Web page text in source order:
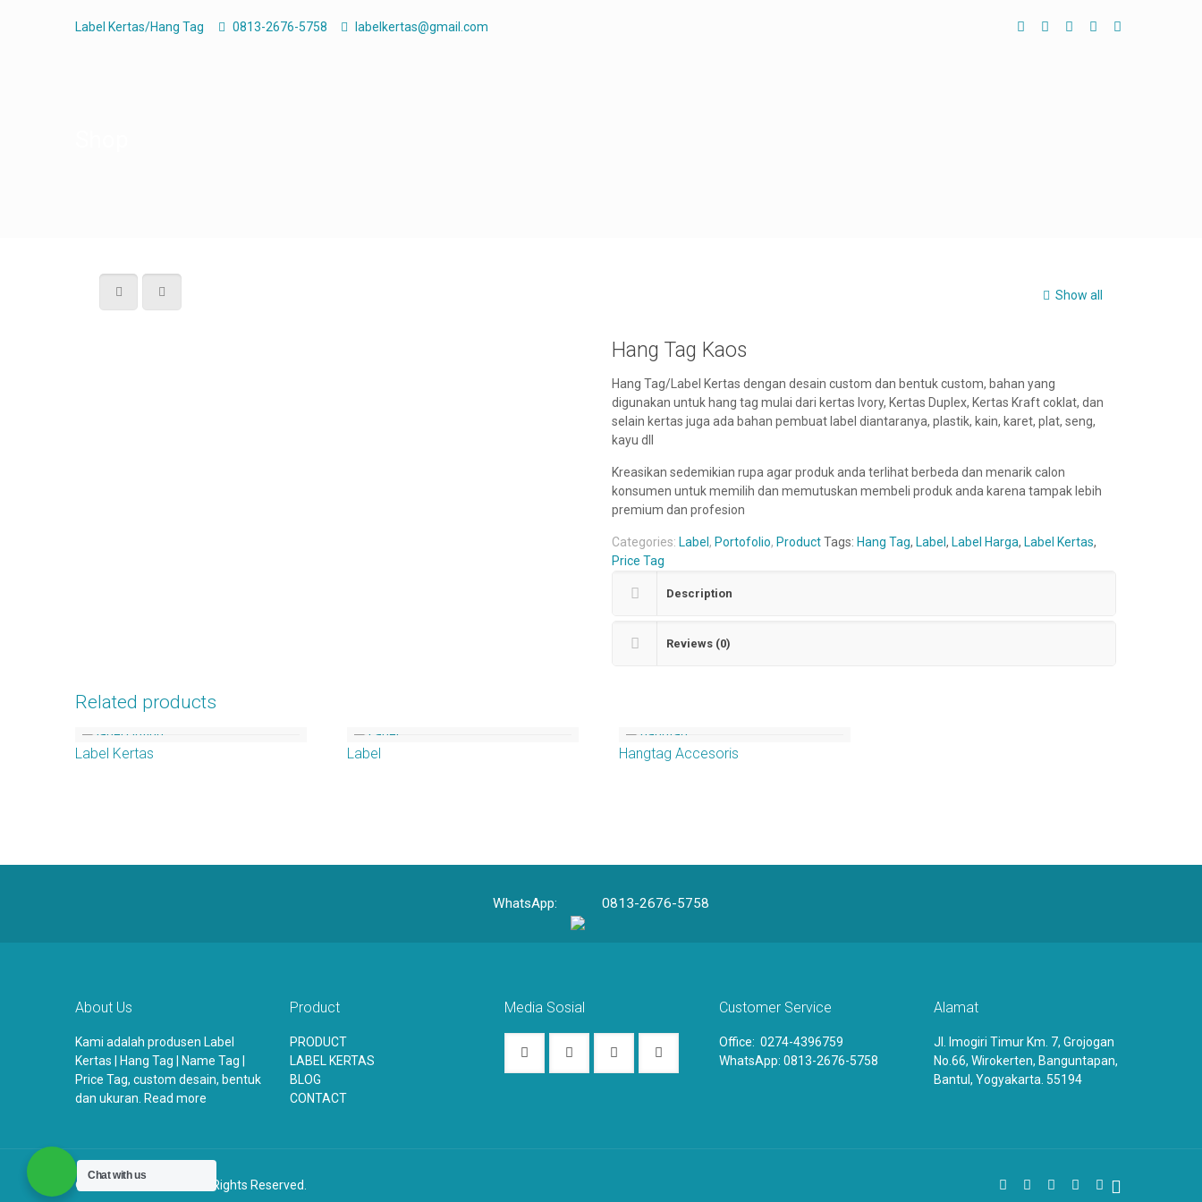
Label Kertas/Hang Tag 0813-2676-5758 labelkertas@gmail.com
Show all
Hang Tag Kaos
Hang Tag/Label Kertas dengan desain custom dan bentuk custom, bahan yang
digunakan untuk hang tag mulai dari kertas Ivory, Kertas Duplex, Kertas Kraft coklat, dan
selain kertas juga ada bahan pembuat label diantaranya, plastik, kain, karet, plat, seng,
kayu dll
Kreasikan sedemikian rupa agar produk anda terlihat berbeda dan menarik calon
konsumen untuk memilih dan memutuskan membeli produk anda karena tampak lebih
premium dan profesion
Categories: Label , Portofolio, Product Tags: Hang Tag, Label , Label Harga, Label Kertas,
Price Tag
Description
Reviews (0)
Related products
Label Kertas Label Hangtag Accesoris
WhatsApp: 0813-2676-5758
About Us
Kami adalah produsen Label
Kertas | Hang Tag | Name Tag |
Price Tag, custom desain, bentuk
dan ukuran. Read more
Product
PRODUCT
LABEL KERTAS
BLOG
CONTACT
Media Sosial Customer Service
Office: 0274-4396759
WhatsApp: 0813-2676-5758
Alamat
Jl. Imogiri Timur Km. 7, Grojogan
No.66, Wirokerten, Banguntapan,
Bantul, Yogyakarta. 55194
© 2026 All Rights Reserved.
Chat with us